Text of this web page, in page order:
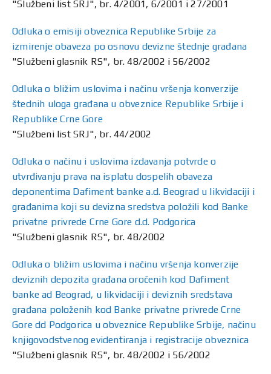
"Službeni list SRJ", br. 4/2001, 6/2001 i 27/2001
Odluka o emisiji obveznica Republike Srbije za
izmirenje obaveza po osnovu devizne štednje građana
"Službeni glasnik RS", br. 48/2002 i 56/2002
Odluka o bližim uslovima i načinu vršenja konverzije
štednih uloga građana u obveznice Republike Srbije i
Republike Crne Gore
"Službeni list SRJ", br. 44/2002
Odluka o načinu i uslovima izdavanja potvrde o
utvrđivanju prava na isplatu dospelih obaveza
deponentima Dafiment banke a.d. Beograd u likvidaciji i
građanima koji su devizna sredstva položili kod Banke
privatne privrede Crne Gore d.d. Podgorica
"Službeni glasnik RS", br. 48/2002
Odluka o bližim uslovima i načinu vršenja konverzije
deviznih depozita građana oročenih kod Dafiment
banke ad Beograd, u likvidaciji i deviznih sredstava
građana položenih kod Banke privatne privrede Crne
Gore dd Podgorica u obveznice Republike Srbije, načinu
knjigovodstvenog evidentiranja i registracije obveznica
"Službeni glasnik RS", br. 48/2002 i 56/2002